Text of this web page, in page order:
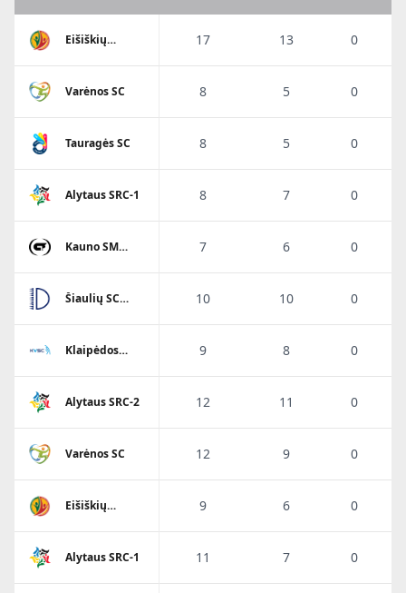
Eišiškių
SM
17 13 0
Varėnos SC 8 5 0
Tauragės SC 8 5 0
Alytaus SRC-1 8 7 0
Kauno SM
7 6 0
Šiaulių SC
10 10 0
Klaipėdos
9 8 0
Alytaus SRC-2 12 11 0
Varėnos SC 12 9 0
Eišiškių
SM
9 6 0
Alytaus SRC-1 11 7 0